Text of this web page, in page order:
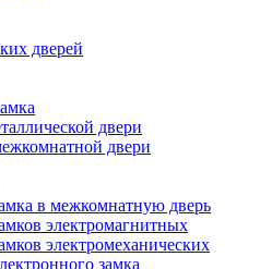
дверей
двери
двери
в межкомнатную дверь
электромагнитных
электромеханических
замка